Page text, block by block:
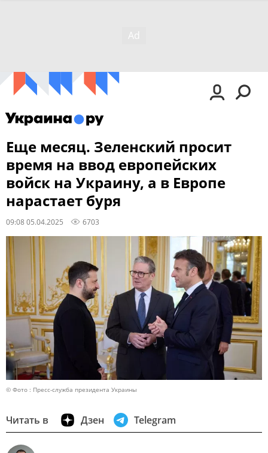
Еще месяц. Зеленский просит
время на ввод европейских
войск на Украину, а в Европе
нарастает буря
09:08 05.04.2025 6703
© Фото : Пресс-служба президента Украины
Читать в Дзен Telegram